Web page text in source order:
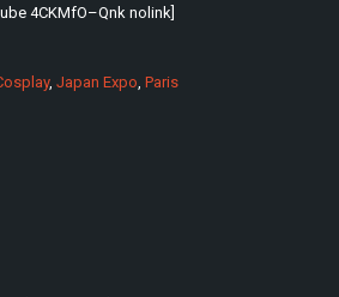
4CKMfO–Qnk nolink]
, Japan Expo, Paris